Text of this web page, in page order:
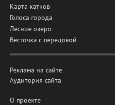
Карта катков
Голоса города
Лесное озеро
Весточка с передовой
Реклама на сайте
Аудитория сайта
О проекте